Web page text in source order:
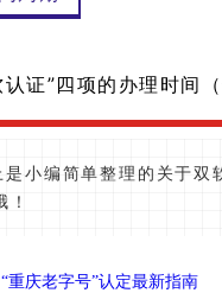
认证”四项的办理时间
小编简单整理的关于双
！
“重庆老字号”认定最新指南